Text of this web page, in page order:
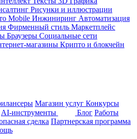
Рисунки и иллюстрации
Mobile Инжиниринг Автоматизация
Фирменный стиль Маркетплейс
Браузеры Социальные сети
магазины Крипто и блокчейн
Магазин услуг Конкурсы
AI-инструменты Блог Работы
сделка Партнерская программа